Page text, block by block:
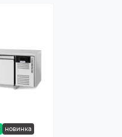
новинка